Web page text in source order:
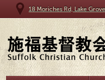
18 Moriches Rd, Lake